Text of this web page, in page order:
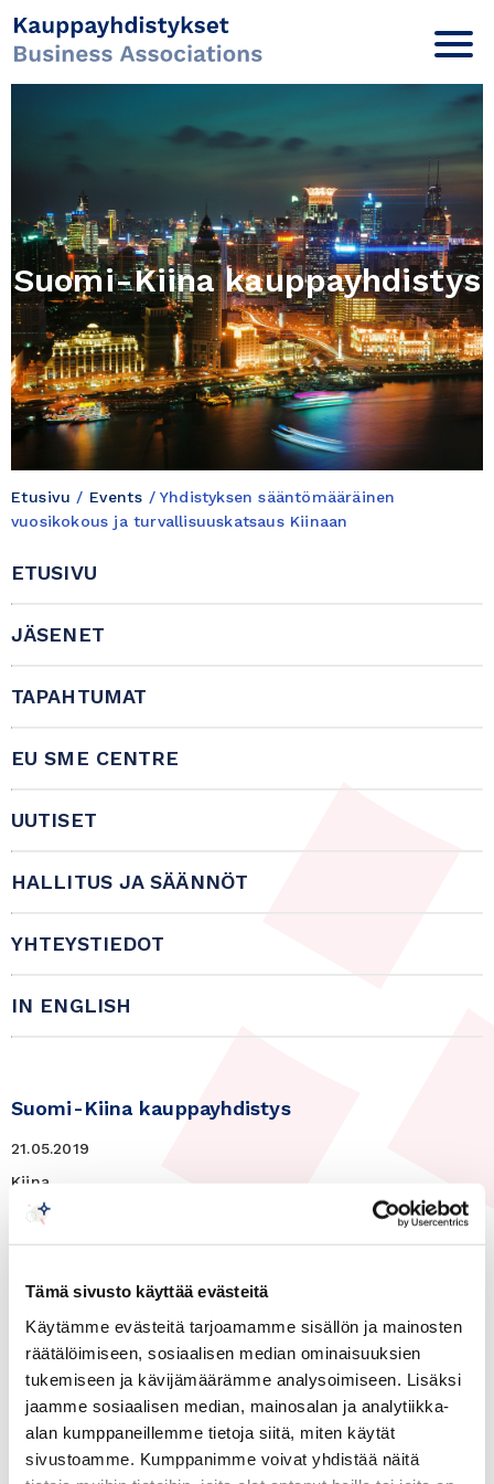
Tämä sivusto käyttää evästeitä
Käytämme evästeitä tarjoamamme sisällön ja mainosten
räätälöimiseen, sosiaalisen median ominaisuuksien
tukemiseen ja kävijämäärämme analysoimiseen. Lisäksi
jaamme sosiaalisen median, mainosalan ja analytiikka-
alan kumppaneillemme tietoja siitä, miten käytät
sivustoamme. Kumppanimme voivat yhdistää näitä
Suomi-Kiina kauppayhdistys
Etusivu / Events / Yhdistyksen sääntömääräinen
vuosikokous ja turvallisuuskatsaus Kiinaan
ETUSIVU
JÄSENET
TAPAHTUMAT
EU SME CENTRE
UUTISET
HALLITUS JA SÄÄNNÖT
YHTEYSTIEDOT
IN ENGLISH
Suomi-Kiina kauppayhdistys
21.05.2019
Kiina
Yhdistyksen sääntömääräinen
turvallisuuskatsaus Kiinaan
KUTSU
Suomi-Kiina kauppayhdistyksellä on ilo toivottaa
jäsenet tervetulleiksi yhdistyksen
sääntömääräiseen vuosikokoukseen.